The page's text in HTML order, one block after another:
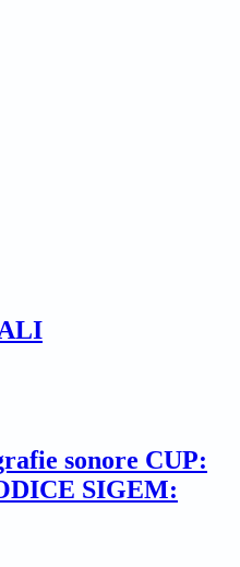
sonore CUP:
SIGEM: